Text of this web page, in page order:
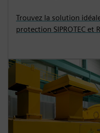
Trouvez la solution
protection SIPROTEC et